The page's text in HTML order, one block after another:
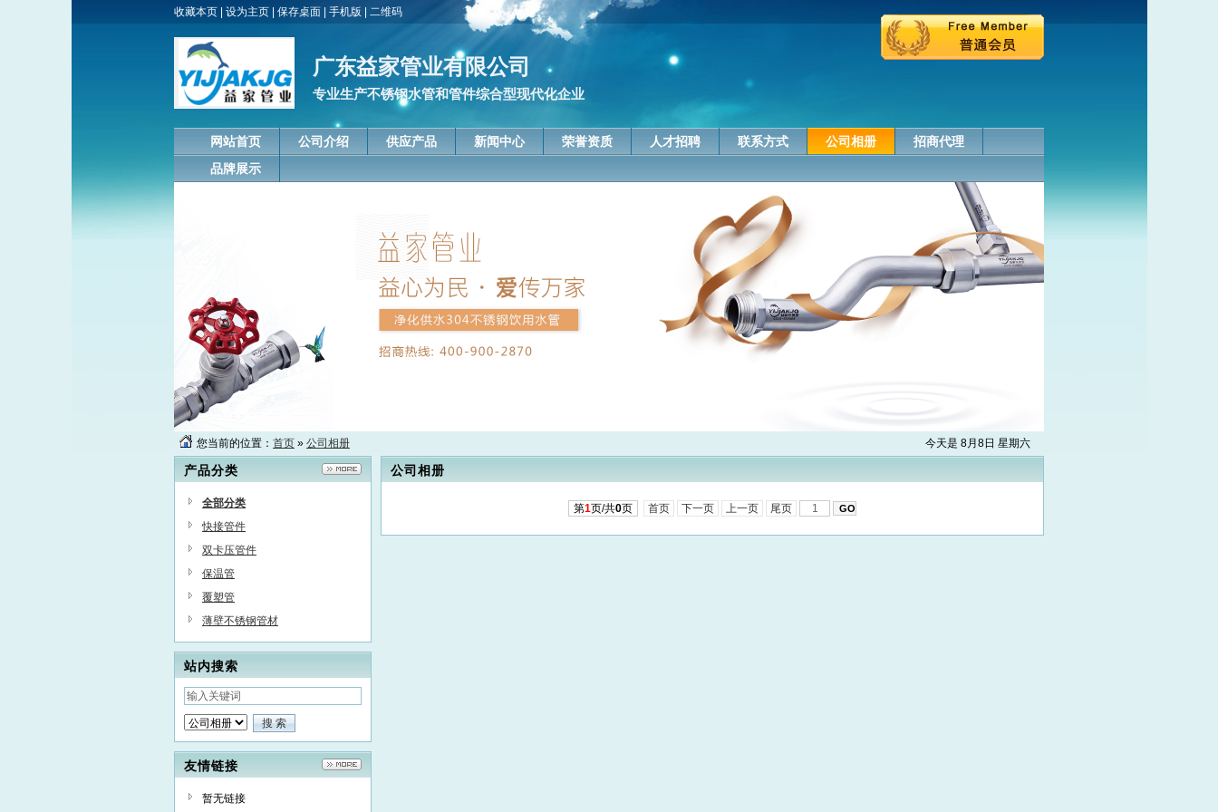
收藏本页 设为主页 保存桌面 手机版 二维码
广东益家管业有限公司
专业生产不锈钢水管和管件综合型现代化企业
网站首页 公司介绍 供应产品 新闻中心 荣誉资质 人才招聘 联系方式 公司相册
招商代理
品牌展示
今天是 8月8日 星期六
您当前的位置： 首页 » 公司相册
产品分类
全部分类
快接管件
双卡压管件
保温管
覆塑管
薄壁不锈钢管材
站内搜索
友情链接
暂无链接
公司相册
第1页/共0页 首页 下一页 上一页 尾页